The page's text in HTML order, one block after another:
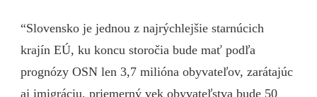
“Slovensko je jednou z najrýchlejšie starnúcich
krajín EÚ, ku koncu storočia bude mať podľa
prognózy OSN len 3,7 milióna obyvateľov, zarátajúc
aj imigráciu, priemerný vek obyvateľstva bude 50